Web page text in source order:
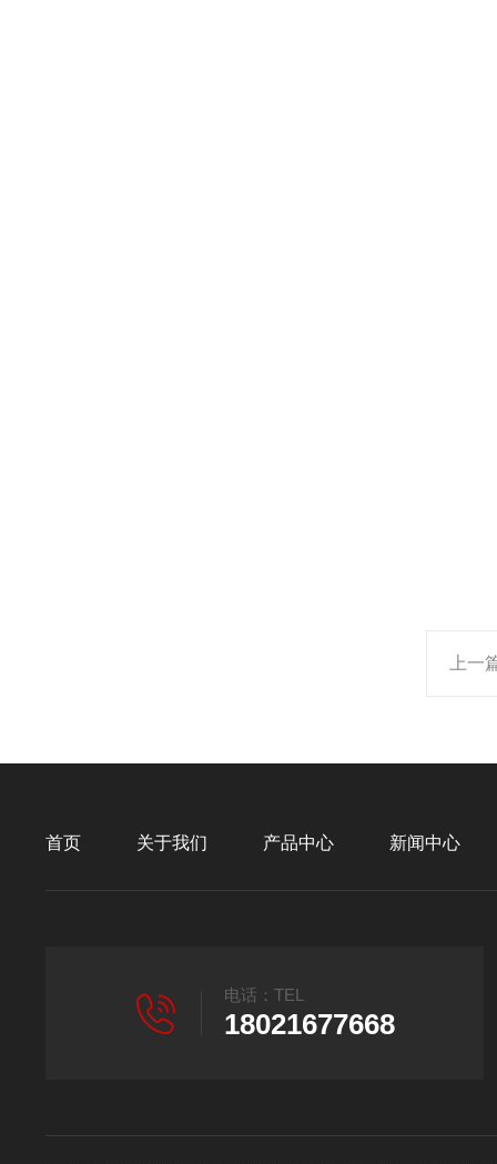
上一
首页 关于我们 产品中心 新闻中心
电话：TEL
18021677668